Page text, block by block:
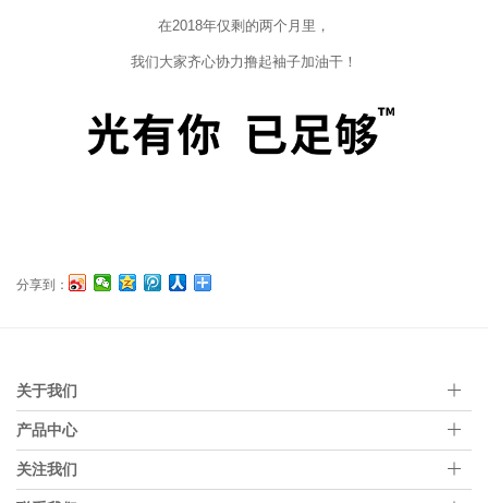
在2018年仅剩的两个月里，
我们大家齐心协力撸起袖子加油干！
分享到：
关于我们
产品中心
关注我们